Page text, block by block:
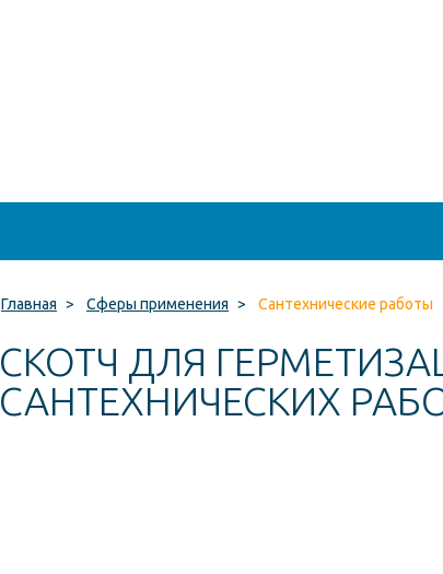
Главная > Сферы применения > Сантехнические работы
СКОТЧ ДЛЯ
САНТЕХНИЧЕСКИХ